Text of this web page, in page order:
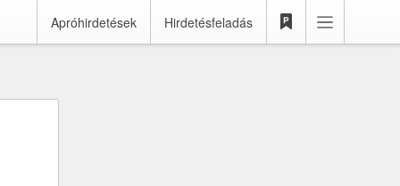
Apróhirdetések Hirdetésfeladás